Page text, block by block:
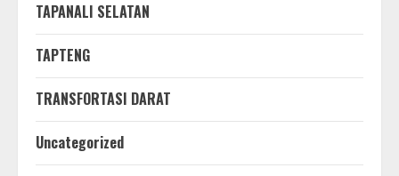
TAPANALI SELATAN
TAPTENG
TRANSFORTASI DARAT
Uncategorized